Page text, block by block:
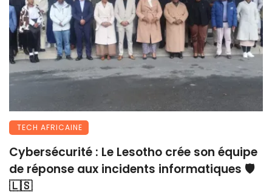
TECH AFRICAINE
Cybersécurité : Le Lesotho crée son équipe
de réponse aux incidents informatiques 🛡️
🇱🇸